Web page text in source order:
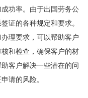
功率。由于出国劳务公
证的各种规定和要求。
理要求，可以帮助客户
和检查，确保客户的材
客户解决一些潜在的问
请的风险。